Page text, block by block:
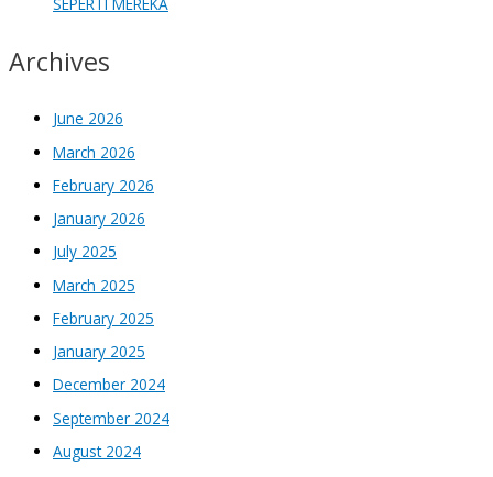
Archives
June 2026
March 2026
February 2026
January 2026
July 2025
March 2025
February 2025
January 2025
December 2024
September 2024
August 2024